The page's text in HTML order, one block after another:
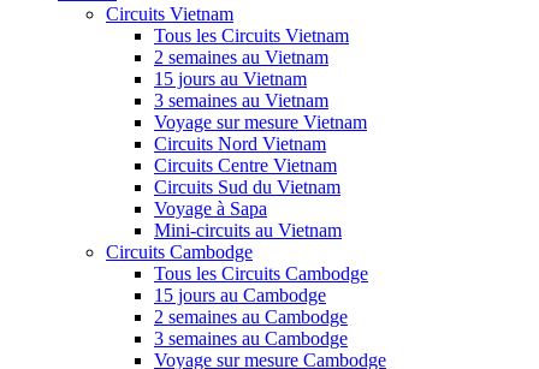
Circuits Vietnam
Tous les Circuits Vietnam
2 semaines au Vietnam
15 jours au Vietnam
3 semaines au Vietnam
Voyage sur mesure Vietnam
Circuits Nord Vietnam
Circuits Centre Vietnam
Circuits Sud du Vietnam
Voyage à Sapa
Mini-circuits au Vietnam
Circuits Cambodge
Tous les Circuits Cambodge
15 jours au Cambodge
2 semaines au Cambodge
3 semaines au Cambodge
Voyage sur mesure Cambodge